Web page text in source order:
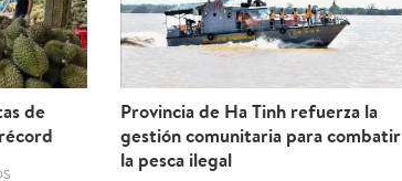
de
Provincia de Ha Tinh refuerza la
gestión comunitaria para combatir
la pesca ilegal